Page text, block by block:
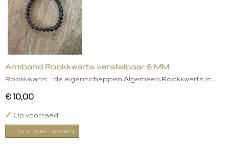
Armband Rookkwarts verstelbaar 6 MM
Rookkwarts – de eigenschappen Algemeen:Rookkwarts is…
€ 10,00
✓ Op voorraad
IN WINKELWAGEN